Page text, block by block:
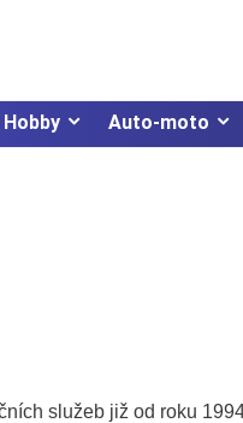
Hobby Auto-moto
služeb již od roku